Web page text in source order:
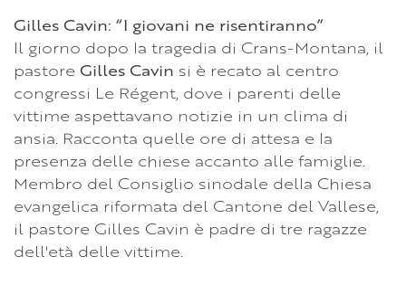
Gilles Cavin: “I giovani ne risentiranno”
Il giorno dopo la tragedia di Crans-Montana, il
pastore Gilles Cavin si è recato al centro
congressi Le Régent, dove i parenti delle
vittime aspettavano notizie in un clima di
ansia. Racconta quelle ore di attesa e la
presenza delle chiese accanto alle famiglie.
Membro del Consiglio sinodale della Chiesa
evangelica riformata del Cantone del Vallese,
il pastore Gilles Cavin è padre di tre ragazze
dell'età delle vittime.